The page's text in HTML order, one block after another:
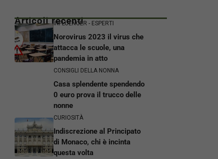
Articoli recentiINFLUENCER - ESPERTI
Norovirus 2023 il virus che
attacca le scuole, una
pandemia in atto
CONSIGLI DELLA NONNA
Casa splendente spendendo
0 euro prova il trucco delle
nonne
CURIOSITÀ
Indiscrezione al Principato
di Monaco, chi è incinta
questa volta